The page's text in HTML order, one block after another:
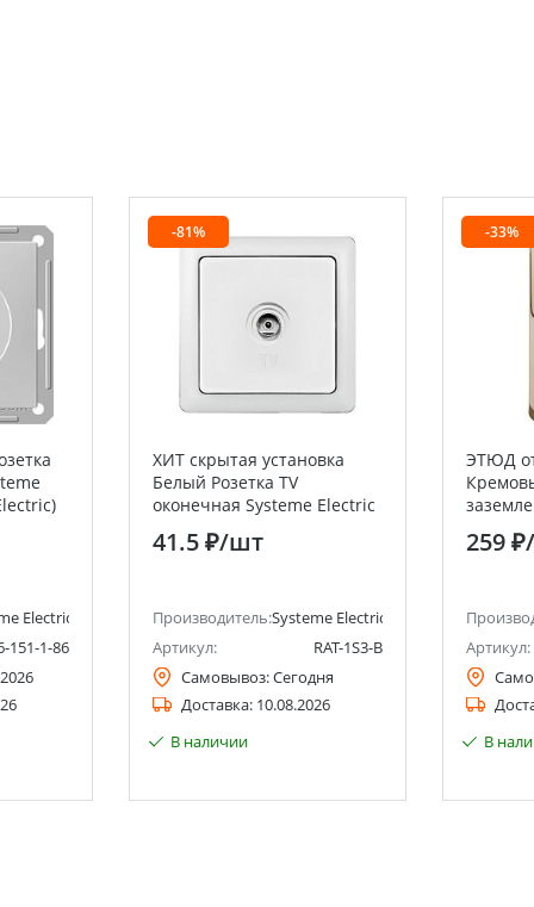
Electric (ранее Schneider Electric)
151-1-86
-81%
ХИТ скрытая установка
Белый Розетка TV
оконечная Systeme Electric
(Schneider Electric)
41.5 ₽/шт
Производитель:Systeme Electric (ранее Schneider
Артикул:
RAT-1S3-B
Самовывоз:Сегодня
Доставка: 10.08.2026
В наличии
-33%
ЭТЮД
+
259 ₽
Артикул:
В